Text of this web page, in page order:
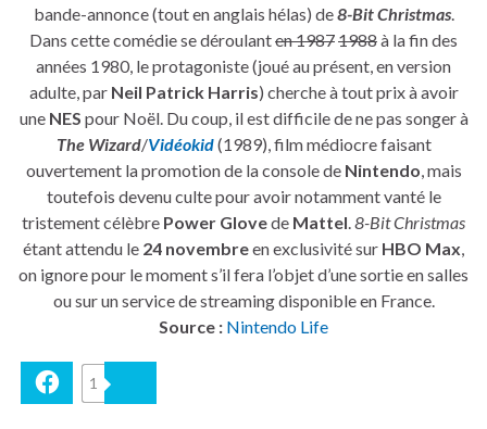
bande-annonce (tout en anglais hélas) de8-Bit Christmas.
Dans cette comédie se déroulanten 19871988à la fin des
années 1980, le protagoniste (joué au présent, en version
adulte, par Neil Patrick Harris) cherche à tout prix à avoir
une NES pour Noël. Du coup, il est difficile de ne pas songer à
The Wizard/Vidéokid(1989), film médiocre faisant
ouvertement la promotion de la console de Nintendo, mais
toutefois devenu culte pour avoir notamment vanté le
tristement célèbre Power Glovede Mattel.8-Bit Christmas
étant attendu le 24 novembreen exclusivité sur HBO Max,
on ignore pour le moment s’il fera l’objet d’une sortie en salles
ou sur un service de streaming disponible en France.
Source : Nintendo Life
Facebook
1